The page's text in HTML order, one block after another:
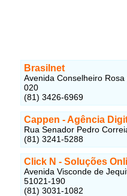
Brasilnet
Avenida Conselheiro
020
(81) 3426-6969
Cappen - Agência
Rua Senador Pedro
(81) 3241-5288
Click N - Soluções
Avenida Visconde de
51021-190
(81) 3031-1082